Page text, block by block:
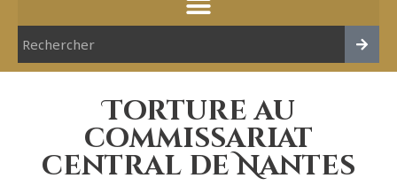
Torture au
commissariat
central de Nantes